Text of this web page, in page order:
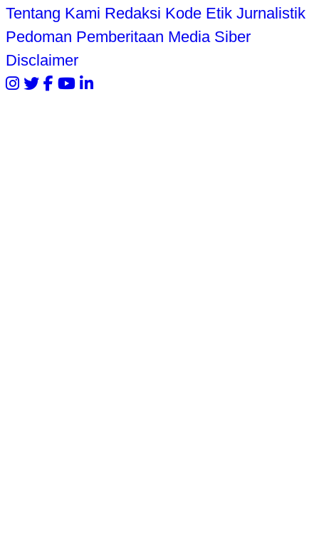
Tentang Kami Redaksi Kode Etik Jurnalistik
Pedoman Pemberitaan Media Siber
Disclaimer